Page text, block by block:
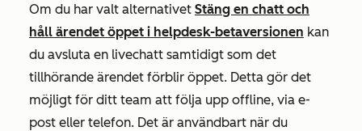
Om du har valt alternativet Stäng en chatt och
håll ärendet öppet i helpdesk-betaversionen kan
du avsluta en livechatt samtidigt som det
tillhörande ärendet förblir öppet. Detta gör det
möjligt för ditt team att följa upp offline, via e-
post eller telefon. Det är användbart när du